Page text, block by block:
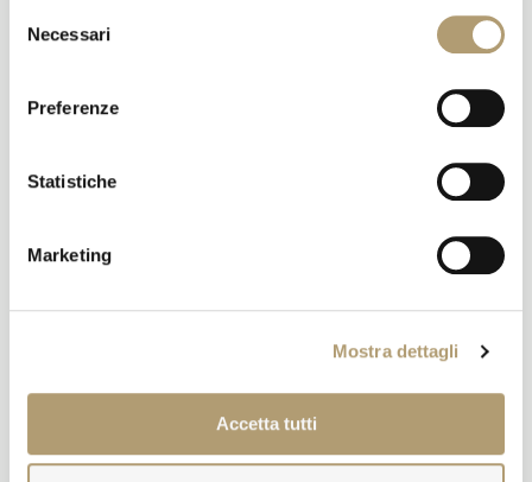
delNecessari
Preferenze
Statistiche
Marketing
Mostra dettagli
Accetta tutti
Fuoco e Luce: lasciare il vecchio e aprirsi al nuovo Anno
con Paramhansa Yogananda
healing@kriyahealing.com oppure contattaci al
+39 347 892
8283 o +39 333 972 9066.
Autobiografia di uno
– dal 1997 e dal 2005, sono stati guidati e formati sul
Italia e in India fino al compimento della sua vita terrena nel
2013.